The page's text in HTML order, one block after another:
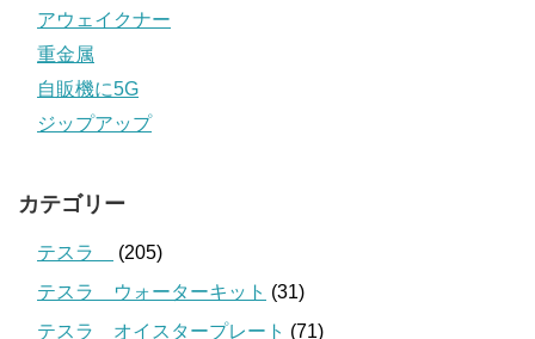
アウェイクナー
重金属
自販機に5G
ジップアップ
カテゴリー
テスラ
(205)
テスラ ウォーターキット (31)
テスラ オイスタープレート (71)